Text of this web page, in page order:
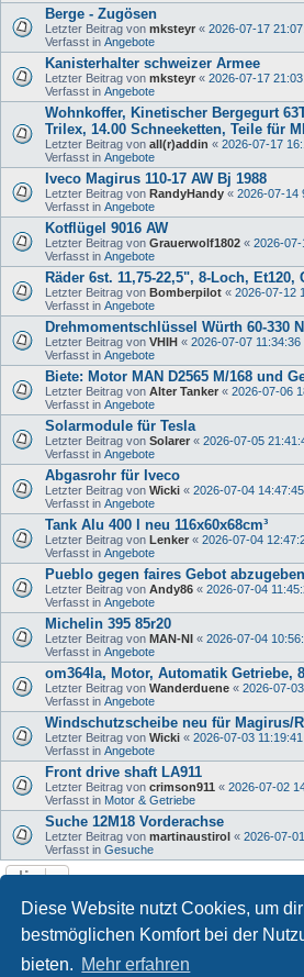
Diese Website nutzt Cookies, um
bestmöglichen Komfort bei der
bieten. Mehr erfahren
Berge - Zugösen
Letzter Beitrag von mksteyr « 2026-07-17
Verfasst in Angebote
Kanisterhalter schweizer Armee
Letzter Beitrag von mksteyr « 2026-07-17
Verfasst in Angebote
Wohnkoffer, Kinetischer Bergegurt
Trilex, 14.00 Schneeketten, Teile für
Letzter Beitrag von all(r)addin « 2026-07-17
Verfasst in Angebote
Iveco Magirus 110-17 AW Bj 1988
Letzter Beitrag von RandyHandy « 2026-07-14
Verfasst in Angebote
Kotflügel 9016 AW
Letzter Beitrag von Grauerwolf1802 « 2026-07-
Verfasst in Angebote
Räder 6st. 11,75-22,5", 8-Loch, Et120,
Letzter Beitrag von Bomberpilot « 2026-07-12
Verfasst in Angebote
Drehmomentschlüssel Würth 60-330
Letzter Beitrag von VHIH « 2026-07-07 11:34:36
Verfasst in Angebote
Biete: Motor MAN D2565 M/168 und
Letzter Beitrag von Alter Tanker « 2026-07-06
Verfasst in Angebote
Solarmodule für Tesla
Letzter Beitrag von Solarer « 2026-07-05
Verfasst in Angebote
Abgasrohr für Iveco
Letzter Beitrag von Wicki « 2026-07-04 14:47:45
Verfasst in Angebote
Tank Alu 400 l neu 116x60x68cm³
Letzter Beitrag von Lenker « 2026-07-04
Verfasst in Angebote
Pueblo gegen faires Gebot abzugeben
Letzter Beitrag von Andy86 « 2026-07-04
Verfasst in Angebote
Michelin 395 85r20
Letzter Beitrag von MAN-NI « 2026-07-04
Verfasst in Angebote
om364la, Motor, Automatik Getriebe,
Letzter Beitrag von Wanderduene « 2026-07-
Verfasst in Angebote
Windschutzscheibe neu für Magirus/
Letzter Beitrag von Wicki « 2026-07-03 11:19:41
Verfasst in Angebote
Front drive shaft LA911
Letzter Beitrag von crimson911 « 2026-07-02
Verfasst in Motor & Getriebe
Suche 12M18 Vorderachse
Letzter Beitrag von martinaustirol « 2026-07-
Verfasst in Gesuche
Die Suche ergab mehr als 1000 Treffer Seite
1